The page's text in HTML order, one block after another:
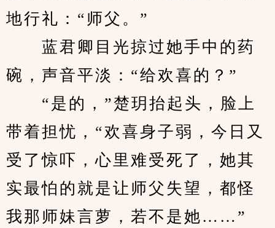
地行礼：“师父。”
蓝君卿目光掠过她手中的药
碗，声音平淡：“给欢喜的？”
“是的，”楚玥抬起头，脸上
带着担忧，“欢喜身子弱，今日又
受了惊吓，心里难受死了，她其
实最怕的就是让师父失望，都怪
我那师妹言萝，若不是她……”